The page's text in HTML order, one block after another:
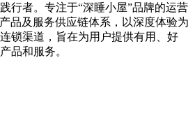
行者。专注于“深睡小屋”品牌的运营
品及服务供应链体系，以深度体验为
锁渠道，旨在为用户提供有用、好
品和服务。